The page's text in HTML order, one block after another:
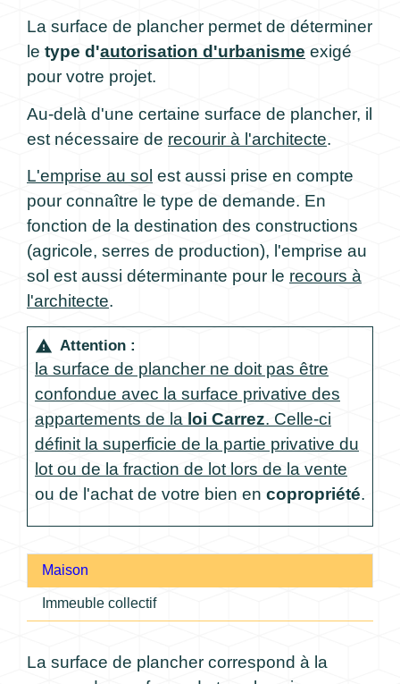
La surface de plancher permet de déterminer
le type d'autorisation d'urbanisme exigé
pour votre projet.
Au-delà d'une certaine surface de plancher, il
est nécessaire de recourir à l'architecte.
L'emprise au sol est aussi prise en compte
pour connaître le type de demande. En
fonction de la destination des constructions
(agricole, serres de production), l'emprise au
sol est aussi déterminante pour le recours à
l'architecte.
warning Attention :
la surface de plancher ne doit pas être
confondue avec la surface privative des
appartements de la loi Carrez. Celle-ci
définit la superficie de la partie privative du
lot ou de la fraction de lot lors de la vente
ou de l'achat de votre bien en copropriété.
Maison
Immeuble collectif
La surface de plancher correspond à la